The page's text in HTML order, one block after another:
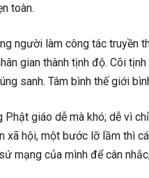
toàn.
người làm công tác truyền
gian thành tịnh độ. Cõi
sanh. Tâm bình thế giới
Phật giáo dễ mà khó; dễ vì
xã hội, một bước lỡ lầm thì
mạng của mình để cân